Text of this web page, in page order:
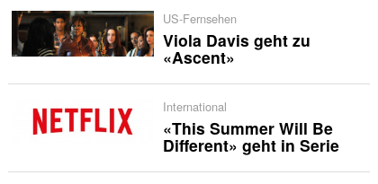
US-Fernsehen
Viola Davis geht zu
«Ascent»
International
«This Summer Will Be
Different» geht in Serie